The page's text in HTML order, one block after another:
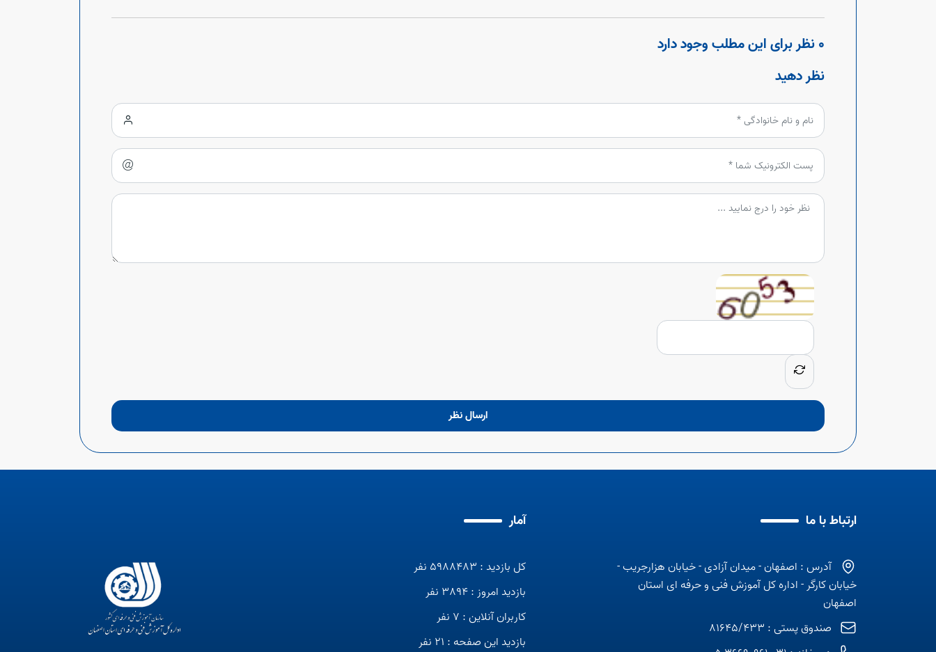
0 نظر برای این مطلب وجود دارد
نظر دهید
ارسال نظر
ارتباط با ما
آدرس : اصفهان - میدان آزادی - خیابان هزارجریب -
خیابان کارگر - اداره کل آموزش فنی و حرفه ای استان
اصفهان
صندوق پستی : 81645/433
آمار
کل بازدید : 5988483 نفر
بازدید امروز : 3894 نفر
کاربران آنلاین : 7 نفر
بازدید این صفحه : 21 نفر